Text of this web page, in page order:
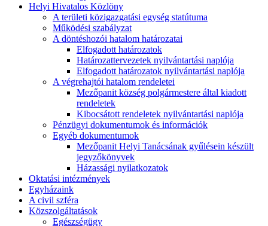
Helyi Hivatalos Közlöny
A területi közigazgatási egység statútuma
Működési szabályzat
A döntéshozói hatalom határozatai
Elfogadott határozatok
Határozattervezetek nyilvántartási naplója
Elfogadott határozatok nyilvántartási naplója
A végrehajtói hatalom rendeletei
Mezőpanit község polgármestere által kiadott
rendeletek
Kibocsátott rendeletek nyilvántartási naplója
Pénzügyi dokumentumok és információk
Egyéb dokumentumok
Mezőpanit Helyi Tanácsának gyűlésein készült
jegyzőkönyvek
Házassági nyilatkozatok
Oktatási intézmények
Egyházaink
A civil szféra
Közszolgáltatások
Egészségügy